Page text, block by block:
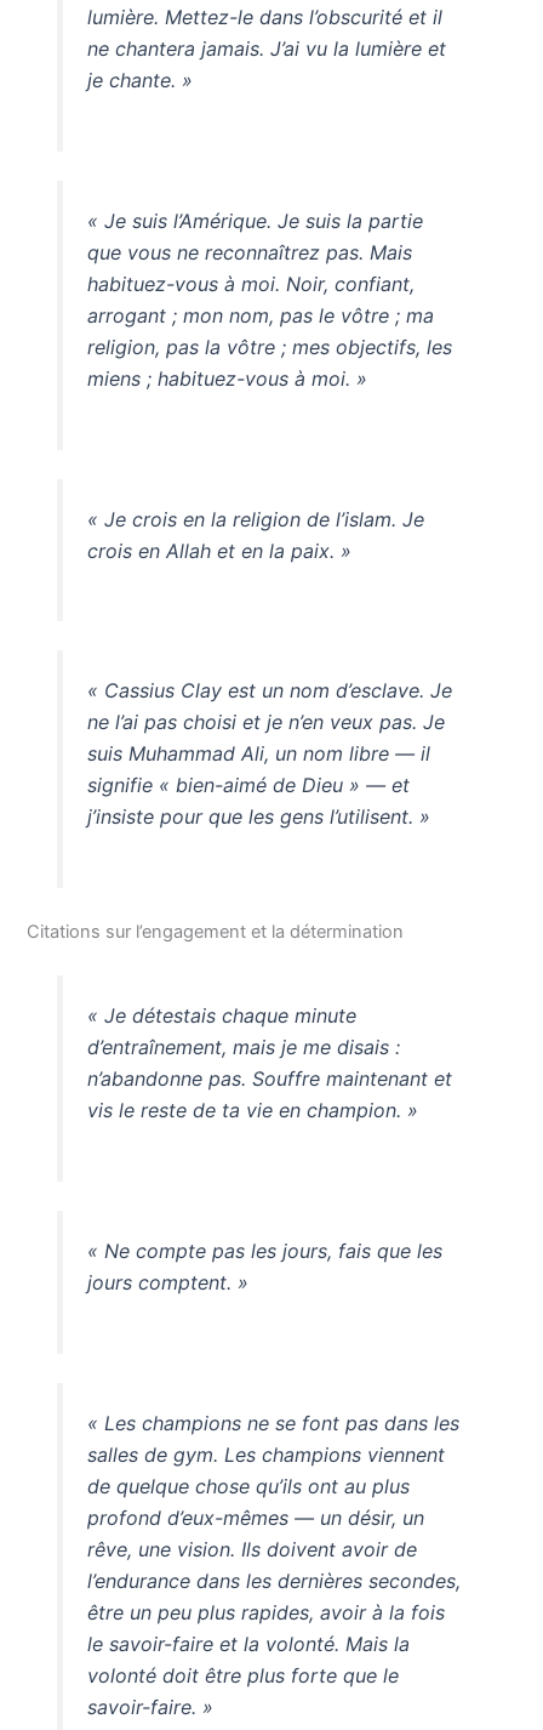
lumière. Mettez-le dans l’obscurité et il
ne chantera jamais. J’ai vu la lumière et
je chante. »
« Je suis l’Amérique. Je suis la partie
que vous ne reconnaîtrez pas. Mais
habituez-vous à moi. Noir, confiant,
arrogant ; mon nom, pas le vôtre ; ma
religion, pas la vôtre ; mes objectifs, les
miens ; habituez-vous à moi. »
« Je crois en la religion de l’islam. Je
crois en Allah et en la paix. »
« Cassius Clay est un nom d’esclave. Je
ne l’ai pas choisi et je n’en veux pas. Je
suis Muhammad Ali, un nom libre — il
signifie « bien-aimé de Dieu » — et
j’insiste pour que les gens l’utilisent. »
Citations sur l’engagement et la détermination
« Je détestais chaque minute
d’entraînement, mais je me disais :
n’abandonne pas. Souffre maintenant et
vis le reste de ta vie en champion. »
« Ne compte pas les jours, fais que les
jours comptent. »
« Les champions ne se font pas dans les
salles de gym. Les champions viennent
de quelque chose qu’ils ont au plus
profond d’eux-mêmes — un désir, un
rêve, une vision. Ils doivent avoir de
l’endurance dans les dernières secondes,
être un peu plus rapides, avoir à la fois
le savoir-faire et la volonté. Mais la
volonté doit être plus forte que le
savoir-faire. »